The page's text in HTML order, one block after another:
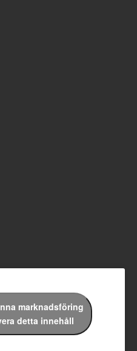
marknadsföring
detta innehåll